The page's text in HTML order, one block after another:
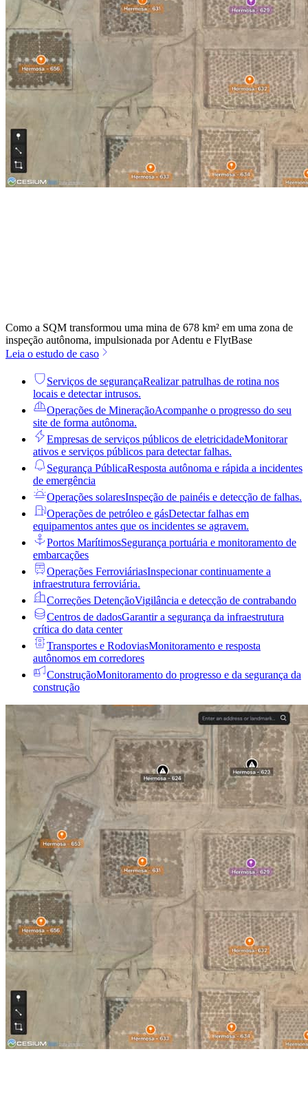
Como a SQM transformou uma mina de 678 km² em uma zona de
inspeção autônoma, impulsionada por Adentu e FlytBase
Leia o estudo de caso
Serviços de segurançaRealizar patrulhas de rotina nos
locais e detectar intrusos.
Operações de MineraçãoAcompanhe o progresso do seu
site de forma autônoma.
Empresas de serviços públicos de eletricidadeMonitorar
ativos e serviços públicos para detectar falhas.
Segurança PúblicaResposta autônoma e rápida a incidentes
de emergência
Operações solaresInspeção de painéis e detecção de falhas.
Operações de petróleo e gásDetectar falhas em
equipamentos antes que os incidentes se agravem.
Portos MarítimosSegurança portuária e monitoramento de
embarcações
Operações FerroviáriasInspecionar continuamente a
infraestrutura ferroviária.
Correções DetençãoVigilância e detecção de contrabando
Centros de dadosGarantir a segurança da infraestrutura
crítica do data center
Transportes e RodoviasMonitoramento e resposta
autônomos em corredores
ConstruçãoMonitoramento do progresso e da segurança da
construção